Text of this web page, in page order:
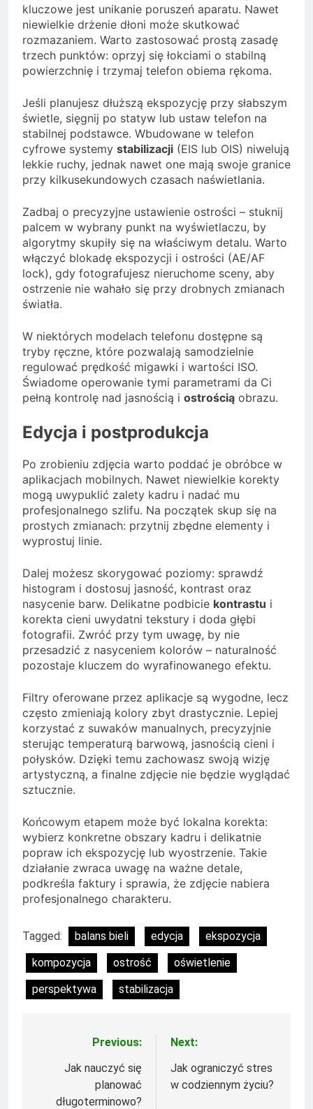
kluczowe jest unikanie poruszeń aparatu. Nawet
niewielkie drżenie dłoni może skutkować
rozmazaniem. Warto zastosować prostą zasadę
trzech punktów: oprzyj się łokciami o stabilną
powierzchnię i trzymaj telefon obiema rękoma.
Jeśli planujesz dłuższą ekspozycję przy słabszym
świetle, sięgnij po statyw lub ustaw telefon na
stabilnej podstawce. Wbudowane w telefon
cyfrowe systemy stabilizacji (EIS lub OIS) niwelują
lekkie ruchy, jednak nawet one mają swoje granice
przy kilkusekundowych czasach naświetlania.
Zadbaj o precyzyjne ustawienie ostrości – stuknij
palcem w wybrany punkt na wyświetlaczu, by
algorytmy skupiły się na właściwym detalu. Warto
włączyć blokadę ekspozycji i ostrości (AE/AF
lock), gdy fotografujesz nieruchome sceny, aby
ostrzenie nie wahało się przy drobnych zmianach
światła.
W niektórych modelach telefonu dostępne są
tryby ręczne, które pozwalają samodzielnie
regulować prędkość migawki i wartości ISO.
Świadome operowanie tymi parametrami da Ci
pełną kontrolę nad jasnością i ostrością obrazu.
Edycja i postprodukcja
Po zrobieniu zdjęcia warto poddać je obróbce w
aplikacjach mobilnych. Nawet niewielkie korekty
mogą uwypuklić zalety kadru i nadać mu
profesjonalnego szlifu. Na początek skup się na
prostych zmianach: przytnij zbędne elementy i
wyprostuj linie.
Dalej możesz skorygować poziomy: sprawdź
histogram i dostosuj jasność, kontrast oraz
nasycenie barw. Delikatne podbicie kontrastu i
korekta cieni uwydatni tekstury i doda głębi
fotografii. Zwróć przy tym uwagę, by nie
przesadzić z nasyceniem kolorów – naturalność
pozostaje kluczem do wyrafinowanego efektu.
Filtry oferowane przez aplikacje są wygodne, lecz
często zmieniają kolory zbyt drastycznie. Lepiej
korzystać z suwaków manualnych, precyzyjnie
sterując temperaturą barwową, jasnością cieni i
połysków. Dzięki temu zachowasz swoją wizję
artystyczną, a finalne zdjęcie nie będzie wyglądać
sztucznie.
Końcowym etapem może być lokalna korekta:
wybierz konkretne obszary kadru i delikatnie
popraw ich ekspozycję lub wyostrzenie. Takie
działanie zwraca uwagę na ważne detale,
podkreśla faktury i sprawia, że zdjęcie nabiera
profesjonalnego charakteru.
Tagged: balans bieli edycja
ekspozycja
kompozycja
ostrość
oświetlenie
perspektywa
stabilizacja
Nawigacja
wpisu
Previous:
Jak nauczyć się
planować
długoterminowo?
Next:
Jak ograniczyć stres
w codziennym życiu?